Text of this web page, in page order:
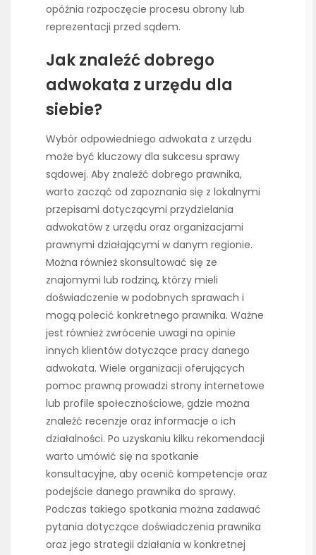
opóźnia rozpoczęcie procesu obrony lub
reprezentacji przed sądem.
Jak znaleźć dobrego
adwokata z urzędu dla
siebie?
Wybór odpowiedniego adwokata z urzędu
może być kluczowy dla sukcesu sprawy
sądowej. Aby znaleźć dobrego prawnika,
warto zacząć od zapoznania się z lokalnymi
przepisami dotyczącymi przydzielania
adwokatów z urzędu oraz organizacjami
prawnymi działającymi w danym regionie.
Można również skonsultować się ze
znajomymi lub rodziną, którzy mieli
doświadczenie w podobnych sprawach i
mogą polecić konkretnego prawnika. Ważne
jest również zwrócenie uwagi na opinie
innych klientów dotyczące pracy danego
adwokata. Wiele organizacji oferujących
pomoc prawną prowadzi strony internetowe
lub profile społecznościowe, gdzie można
znaleźć recenzje oraz informacje o ich
działalności. Po uzyskaniu kilku rekomendacji
warto umówić się na spotkanie
konsultacyjne, aby ocenić kompetencje oraz
podejście danego prawnika do sprawy.
Podczas takiego spotkania można zadawać
pytania dotyczące doświadczenia prawnika
oraz jego strategii działania w konkretnej